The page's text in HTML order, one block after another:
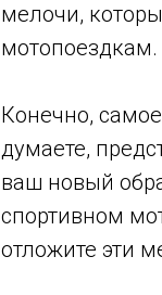
мелочи,
мотопоездкам.
Конечно,
думаете,
ваш новый
спортивном
отложите эти